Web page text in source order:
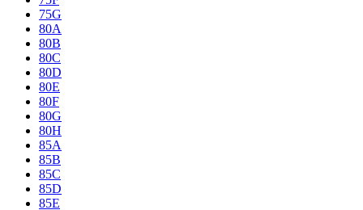
75G
80A
80B
80C
80D
80E
80F
80G
80H
85A
85B
85C
85D
85E